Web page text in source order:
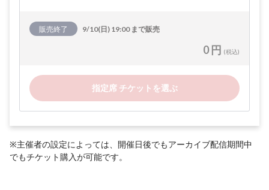
販売終了 9/10(日) 19:00 まで販売
0 円 (税込)
指定席 チケットを選ぶ
※主催者の設定によっては、開催日後でもアーカイブ配信期間中
でもチケット購入が可能です。